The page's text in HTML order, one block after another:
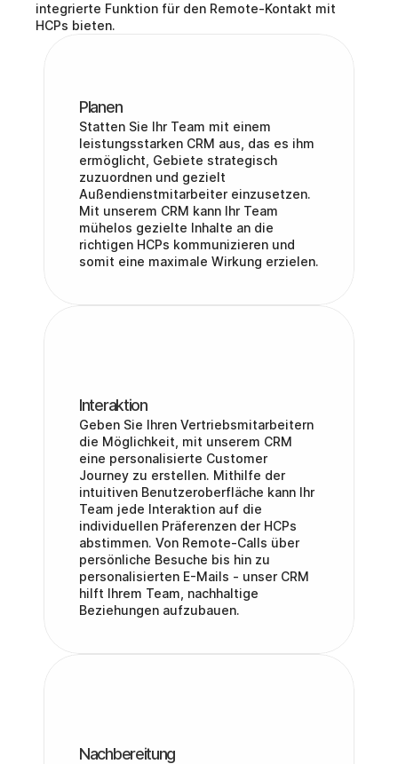
integrierte Funktion für den Remote-Kontakt mit
HCPs bieten.
Planen
Statten Sie Ihr Team mit einem
leistungsstarken CRM aus, das es ihm
ermöglicht, Gebiete strategisch
zuzuordnen und gezielt
Außendienstmitarbeiter einzusetzen.
Mit unserem CRM kann Ihr Team
mühelos gezielte Inhalte an die
richtigen HCPs kommunizieren und
somit eine maximale Wirkung erzielen.
Interaktion
Geben Sie Ihren Vertriebsmitarbeitern
die Möglichkeit, mit unserem CRM
eine personalisierte Customer
Journey zu erstellen. Mithilfe der
intuitiven Benutzeroberfläche kann Ihr
Team jede Interaktion auf die
individuellen Präferenzen der HCPs
abstimmen. Von Remote-Calls über
persönliche Besuche bis hin zu
personalisierten E-Mails - unser CRM
hilft Ihrem Team, nachhaltige
Beziehungen aufzubauen.
Nachbereitung